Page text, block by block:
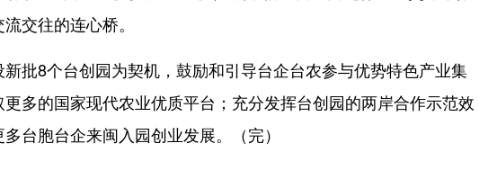
交往的连心桥。
8个台创园为契机，鼓励和引导台企台农参与优势特色产业集
多的国家现代农业优质平台；充分发挥台创园的两岸合作示范效
台胞台企来闽入园创业发展。（完）